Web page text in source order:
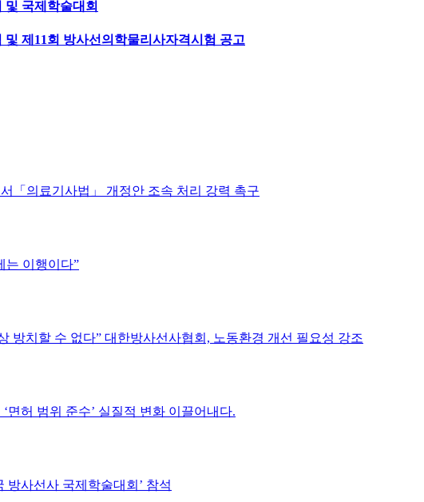
및 국제학술대회
제11회 방사선의학물리사자격시험 공고
「의료기사법」 개정안 조속 처리 강력 촉구
는 이행이다”
방치할 수 없다” 대한방사선사협회, 노동환경 개선 필요성 강조
면허 범위 준수’ 실질적 변화 이끌어내다.
방사선사 국제학술대회’ 참석